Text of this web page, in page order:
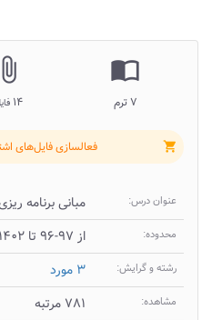
import_contacts
۷ ترم
attach_file
۱۴
shopping_cart فعالسازی فایل‌های
عنوان درس: مبانی برنامه
محدوده: از ۹۷-۹۶ تا ۱۴۰۲-۱۴۰۱
رشته و گرایش: ۳ مورد
مشاهده: ۷۸۱ مرتبه